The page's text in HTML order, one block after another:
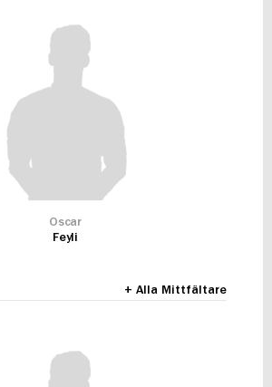
Oscar
Feyli
+ Alla Mittfältare